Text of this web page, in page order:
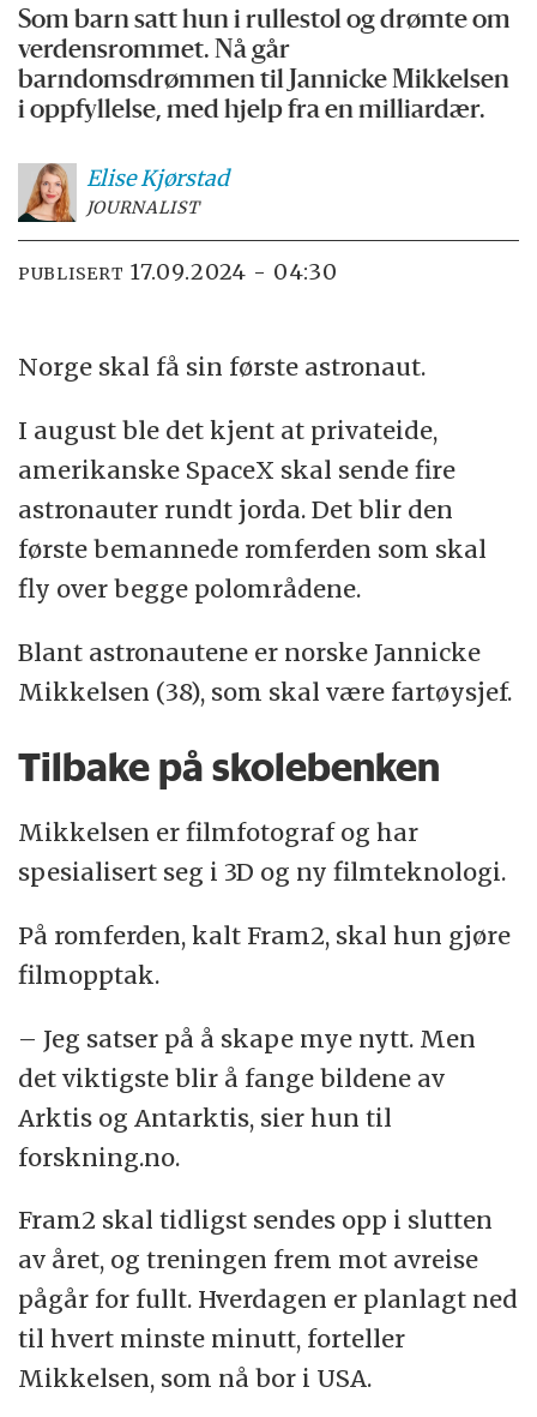
Som barn satt hun i rullestol og drømte om
verdensrommet. Nå går
barndomsdrømmen til Jannicke Mikkelsen
i oppfyllelse, med hjelp fra en milliardær.
EliseKjørstad
JOURNALIST
PUBLISERT 17.09.2024 - 04:30
Norge skal få sin første astronaut.
I august ble det kjent at privateide,
amerikanske SpaceX skal sende fire
astronauter rundt jorda. Det blir den
første bemannede romferden som skal
fly over begge polområdene.
Blant astronautene er norske Jannicke
Mikkelsen (38), som skal være fartøysjef.
Tilbake på skolebenken
Mikkelsen er filmfotograf og har
spesialisert seg i 3D og ny filmteknologi.
På romferden, kalt Fram2, skal hun gjøre
filmopptak.
– Jeg satser på å skape mye nytt. Men
det viktigste blir å fange bildene av
Arktis og Antarktis, sier hun til
forskning.no.
Fram2 skal tidligst sendes opp i slutten
av året, og treningen frem mot avreise
pågår for fullt. Hverdagen er planlagt ned
til hvert minste minutt, forteller
Mikkelsen, som nå bor i USA.